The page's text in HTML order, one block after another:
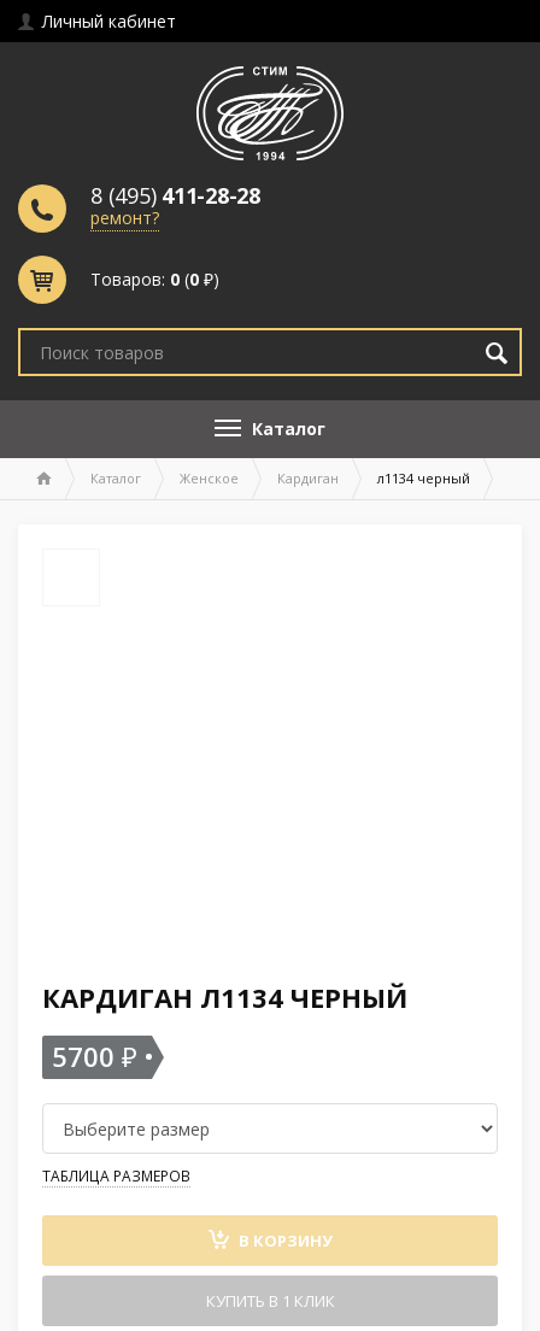
Личный кабинет
8 (495) 411-28-28
ремонт?
Товаров: 0 (0 ₽)
Каталог
Каталог Женское Кардиган л1134 черный
КАРДИГАН Л1134 ЧЕРНЫЙ
5700 ₽
ТАБЛИЦА РАЗМЕРОВ
В КОРЗИНУ
КУПИТЬ В 1 КЛИК